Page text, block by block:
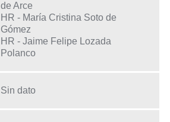
de Arce
HR - María Cristina Soto de
Gómez
HR - Jaime Felipe Lozada
Polanco
Sin dato